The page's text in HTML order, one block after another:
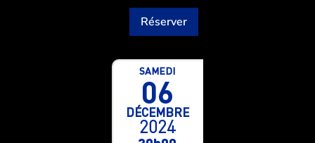
Réserver
SAMEDI
06
DÉCEMBRE
2024